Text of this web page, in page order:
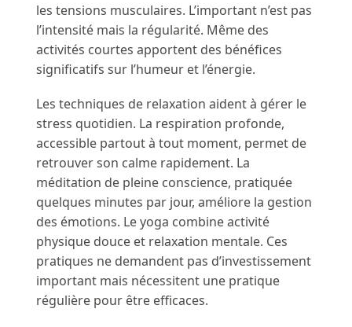
les tensions musculaires. L’important n’est pas
l’intensité mais la régularité. Même des
activités courtes apportent des bénéfices
significatifs sur l’humeur et l’énergie.
Les techniques de relaxation aident à gérer le
stress quotidien. La respiration profonde,
accessible partout à tout moment, permet de
retrouver son calme rapidement. La
méditation de pleine conscience, pratiquée
quelques minutes par jour, améliore la gestion
des émotions. Le yoga combine activité
physique douce et relaxation mentale. Ces
pratiques ne demandent pas d’investissement
important mais nécessitent une pratique
régulière pour être efficaces.